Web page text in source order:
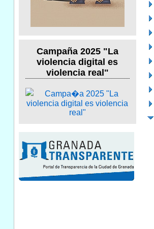
Campaña 2025 "La
violencia digital es
violencia real"